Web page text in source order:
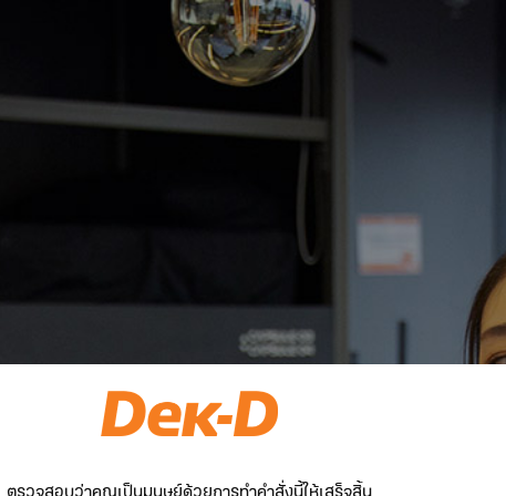
ตรวจสอบว่าคุณเป็นมนุษย์ด้วยการทำคำสั่งนี้ให้เสร็จสิ้น